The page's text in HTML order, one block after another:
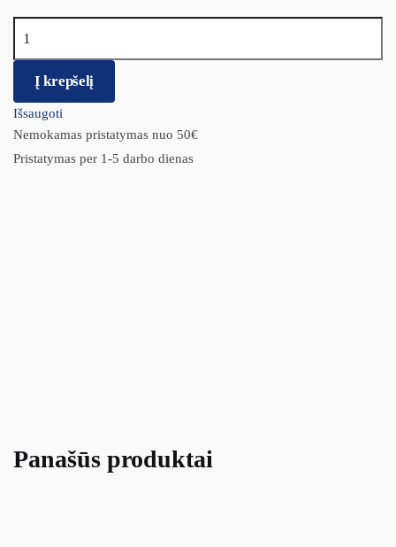
Į krepšelį
Išsaugoti
Nemokamas pristatymas nuo 50€
Pristatymas per 1-5 darbo dienas
Panašūs produktai